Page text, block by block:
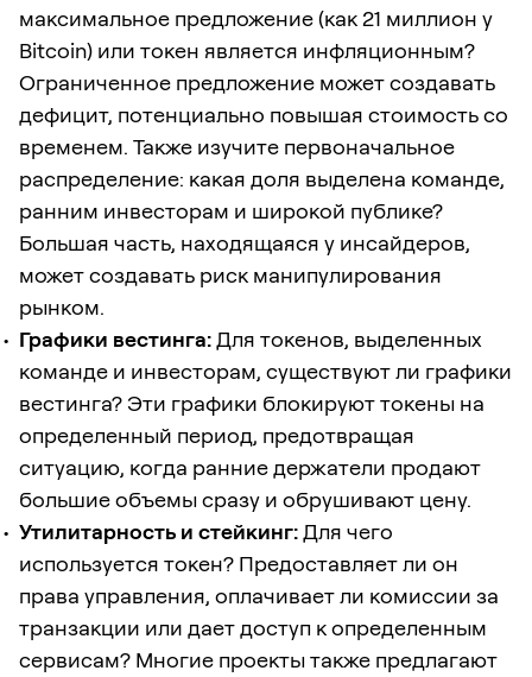
максимальное предложение (как 21 миллион у
Bitcoin) или токен является инфляционным?
Ограниченное предложение может создавать
дефицит, потенциально повышая стоимость со
временем. Также изучите первоначальное
распределение: какая доля выделена команде,
ранним инвесторам и широкой публике?
Большая часть, находящаяся у инсайдеров,
может создавать риск манипулирования
рынком.
Графики вестинга:Для токенов, выделенных
команде и инвесторам, существуют ли графики
вестинга? Эти графики блокируют токены на
определенный период, предотвращая
ситуацию, когда ранние держатели продают
большие объемы сразу и обрушивают цену.
Утилитарность и стейкинг:Для чего
используется токен? Предоставляет ли он
права управления, оплачивает ли комиссии за
транзакции или дает доступ к определенным
сервисам? Многие проекты также предлагают